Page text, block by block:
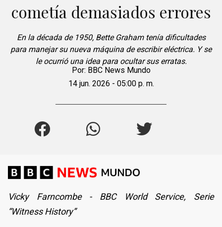
cometía demasiados errores
En la década de 1950, Bette Graham tenía dificultades
para manejar su nueva máquina de escribir eléctrica. Y se
le ocurrió una idea para ocultar sus erratas.
Por: BBC News Mundo
14 jun. 2026 - 05:00 p. m.
Vicky Farncombe - BBC World Service, Serie
“Witness History”